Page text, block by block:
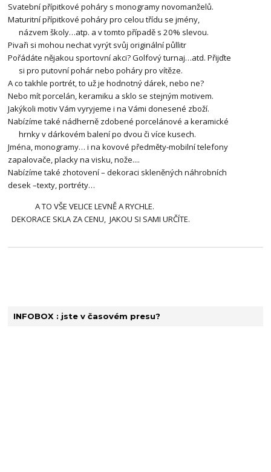
INFOBOX : jste v časovém presu?
Svatební přípitkové poháry s monogramy novomanželů.
Maturitní přípitkové poháry pro celou třídu se jmény,
názvem školy…atp. a v tomto případě s 20% slevou.
Pivaři si mohou nechat vyrýt svůj originální půllitr
Pořádáte nějakou sportovní akci? Golfový turnaj…atd. Přijďte
si pro putovní pohár nebo poháry pro vítěze.
A co takhle portrét, to už je hodnotný dárek, nebo ne?
Nebo mít porcelán, keramiku a sklo se stejným motivem.
Jakýkoli motiv Vám vyryjeme i na Vámi donesené zboží.
Nabízíme také nádherně zdobené porcelánové a keramické
hrnky v dárkovém balení po dvou či více kusech.
Jména, monogramy… i na kovové předměty-mobilní telefony
zapalovače, placky na visku, nože....
Nabízíme také zhotovení – dekoraci skleněných náhrobních
desek –texty, portréty…
A TO VŠE VELICE LEVNĚ A RYCHLE.
DEKORACE SKLA ZA CENU, JAKOU SI SAMI URČÍTE.